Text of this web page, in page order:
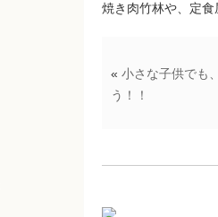
焼き肉竹林や、定
« 小さな子供でも
う！！